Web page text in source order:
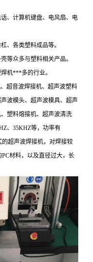
、计算机键盘、电风扇、电
、各类塑料成品等。
等众多与塑料相关产品。
机***多的行业。
超音波焊接机、超声波塑料
波模头、超声波模具、超声
塑料熔接机、超声波清洗
、35KHZ等，功率有
超声波焊接机，对焊接较
材料，以及直径过大，长